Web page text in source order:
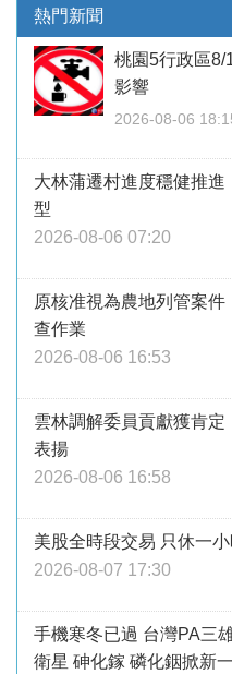
熱門新聞
桃園5行政區
影響
2026-08-06
大林蒲遷村進度穩健推
型
2026-08-06 07:20
原核准視為農地列管案
查作業
2026-08-06 16:53
雲林調解委員貢獻獲肯
表揚
2026-08-06 16:58
美股全時段交易 只休一
2026-08-07 17:30
手機寒冬已過 台灣PA三
衛星 砷化鎵 磷化銦掀新